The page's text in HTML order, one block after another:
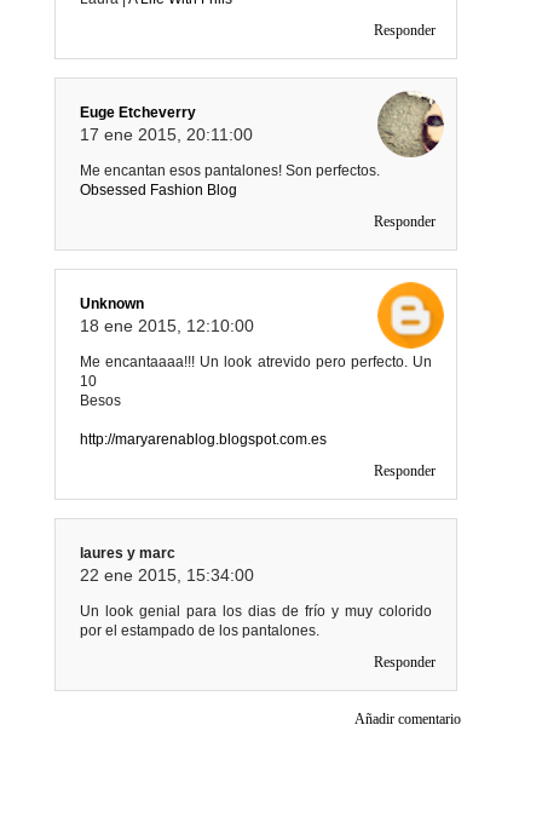
Responder
Euge Etcheverry
17 ene 2015, 20:11:00
Me encantan esos pantalones! Son perfectos.
Obsessed Fashion Blog
Responder
Unknown
18 ene 2015, 12:10:00
Me encantaaaa!!! Un look atrevido pero perfecto. Un
10
Besos
http://maryarenablog.blogspot.com.es
Responder
laures y marc
22 ene 2015, 15:34:00
Un look genial para los dias de frío y muy colorido
por el estampado de los pantalones.
Responder
Añadir comentario